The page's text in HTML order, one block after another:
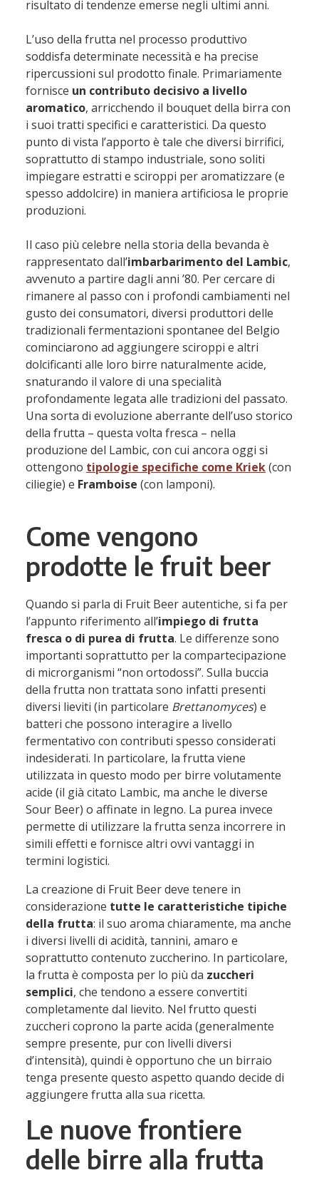
risultato di tendenze emerse negli ultimi anni.
L’uso della frutta nel processo produttivo
soddisfa determinate necessità e ha precise
ripercussioni sul prodotto finale. Primariamente
fornisce un contributo decisivo a livello
aromatico, arricchendo il bouquet della birra con
i suoi tratti specifici e caratteristici. Da questo
punto di vista l’apporto è tale che diversi birrifici,
soprattutto di stampo industriale, sono soliti
impiegare estratti e sciroppi per aromatizzare (e
spesso addolcire) in maniera artificiosa le proprie
produzioni.
Il caso più celebre nella storia della bevanda è
rappresentato dall’imbarbarimento del Lambic,
avvenuto a partire dagli anni ’80. Per cercare di
rimanere al passo con i profondi cambiamenti nel
gusto dei consumatori, diversi produttori delle
tradizionali fermentazioni spontanee del Belgio
cominciarono ad aggiungere sciroppi e altri
dolcificanti alle loro birre naturalmente acide,
snaturando il valore di una specialità
profondamente legata alle tradizioni del passato.
Una sorta di evoluzione aberrante dell’uso storico
della frutta – questa volta fresca – nella
produzione del Lambic, con cui ancora oggi si
ottengono tipologie specifiche come Kriek(con
ciliegie) e Framboise (con lamponi).
Come vengono
prodotte le fruit beer
Quando si parla di Fruit Beer autentiche, si fa per
l’appunto riferimento all’impiego di frutta
fresca o di purea di frutta. Le differenze sono
importanti soprattutto per la compartecipazione
di microrganismi “non ortodossi”. Sulla buccia
della frutta non trattata sono infatti presenti
diversi lieviti (in particolare Brettanomyces) e
batteri che possono interagire a livello
fermentativo con contributi spesso considerati
indesiderati. In particolare, la frutta viene
utilizzata in questo modo per birre volutamente
acide (il già citato Lambic, ma anche le diverse
Sour Beer) o affinate in legno. La purea invece
permette di utilizzare la frutta senza incorrere in
simili effetti e fornisce altri ovvi vantaggi in
termini logistici.
La creazione di Fruit Beer deve tenere in
considerazione tutte le caratteristiche tipiche
della frutta: il suo aroma chiaramente, ma anche
i diversi livelli di acidità, tannini, amaro e
soprattutto contenuto zuccherino. In particolare,
la frutta è composta per lo più da zuccheri
semplici, che tendono a essere convertiti
completamente dal lievito. Nel frutto questi
zuccheri coprono la parte acida (generalmente
sempre presente, pur con livelli diversi
d’intensità), quindi è opportuno che un birraio
tenga presente questo aspetto quando decide di
aggiungere frutta alla sua ricetta.
Le nuove frontiere
delle birre alla frutta